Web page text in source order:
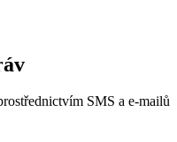
SMS a e-mailů